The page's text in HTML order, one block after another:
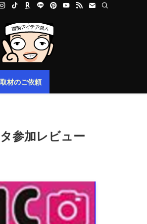
材のご依頼
参加レビュー